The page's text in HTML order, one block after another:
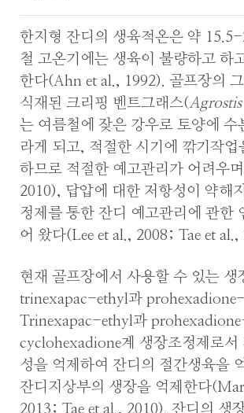
한지형 잔디의 생육적온은 약
철 고온기에는 생육이 불량하고 하
한다(Ahn et al., 1992). 골프장의 그
식재된 크리핑 벤트그래스(
는 여름철에 잦은 강우로 토양에 수
라게 되고, 적절한 시기에 깎기작업
하므로 적절한 예고관리가 어려우
2010), 답압에 대한 저항성이 약해
정제를 통한 잔디 예고관리에 관한
어 왔다(Lee et al., 2008; Tae et al.,
현재 골프장에서 사용할 수 있는 생
trinexapac-ethyl과 prohexadione-
Trinexapac-ethyl과
cyclohexadione계 생장조정제로서
성을 억제하여 잔디의 절간생육을
잔디지상부의 생장을 억제한다
2013; Tae et al., 2010). 잔디의 생